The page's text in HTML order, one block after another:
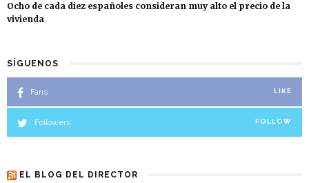
Ocho de cada diez españoles consideran muy alto el precio de la
vivienda
SÍGUENOS
Fans LIKE
Followers FOLLOW
EL BLOG DEL DIRECTOR